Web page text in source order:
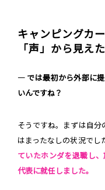
キャンピングカ
「声」から見え
― では最初から外部に
いんですね？
そうですね。まずは自分
はまったなしの状況でし
ていたホンダを退職し
代表に就任しました。